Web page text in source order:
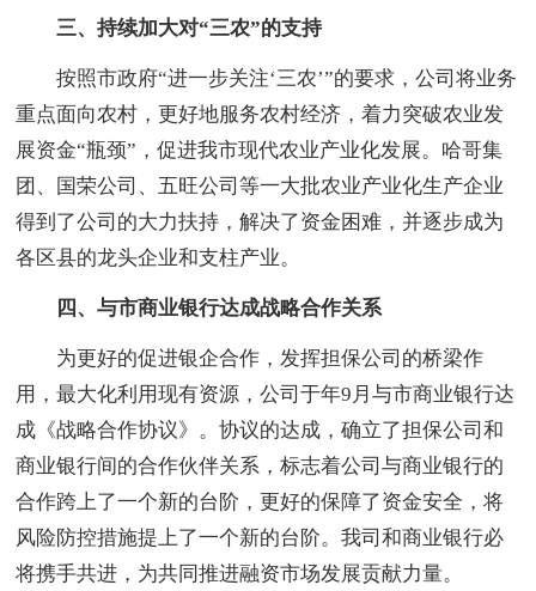
三、持续加大对“三农”的支持
按照市政府“进一步关注‘三农’”的要求，公司将业务
重点面向农村，更好地服务农村经济，着力突破农业发
展资金“瓶颈”，促进我市现代农业产业化发展。哈哥集
团、国荣公司、五旺公司等一大批农业产业化生产企业
得到了公司的大力扶持，解决了资金困难，并逐步成为
各区县的龙头企业和支柱产业。
四、与市商业银行达成战略合作关系
为更好的促进银企合作，发挥担保公司的桥梁作
用，最大化利用现有资源，公司于年9月与市商业银行达
成《战略合作协议》。协议的达成，确立了担保公司和
商业银行间的合作伙伴关系，标志着公司与商业银行的
合作跨上了一个新的台阶，更好的保障了资金安全，将
风险防控措施提上了一个新的台阶。我司和商业银行必
将携手共进，为共同推进融资市场发展贡献力量。